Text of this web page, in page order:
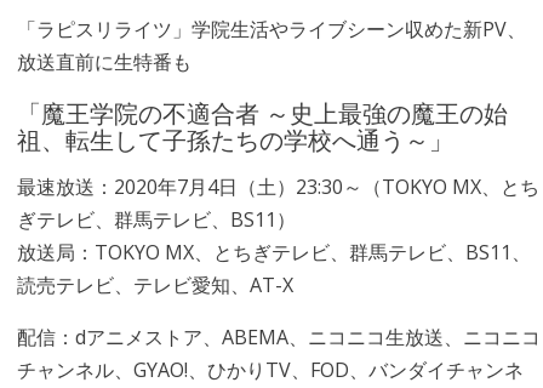
「ラピスリライツ」学院生活やライブシーン収めた新PV、
放送直前に生特番も
「魔王学院の不適合者 ～史上最強の魔王の始
祖、転生して子孫たちの学校へ通う～」
最速放送：2020年7月4日（土）23:30～（TOKYO MX、とち
ぎテレビ、群馬テレビ、BS11）
放送局：TOKYO MX、とちぎテレビ、群馬テレビ、BS11、
読売テレビ、テレビ愛知、AT-X
配信：dアニメストア、ABEMA、ニコニコ生放送、ニコニコ
チャンネル、GYAO!、ひかりTV、FOD、バンダイチャンネ